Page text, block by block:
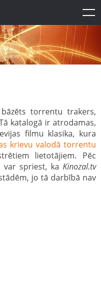
torrentu trakers,
katalogā ir atrodamas,
filmu klasika, kura
krievu valodā torrentu
lietotājiem. Pēc
var spriest, ka Kinozal.tv
jo tā darbībā nav